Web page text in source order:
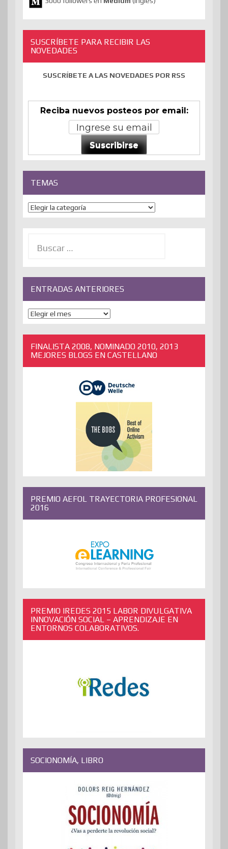
SUSCRÍBETE PARA RECIBIR LAS
NOVEDADES
SUSCRÍBETE A LAS NOVEDADES POR RSS
Reciba nuevos posteos por email:
Suscribirse
TEMAS
Temas
ENTRADAS ANTERIORES
ENTRADAS
ANTERIORES
FINALISTA 2008, NOMINADO 2010, 2013
MEJORES BLOGS EN CASTELLANO
PREMIO AEFOL TRAYECTORIA PROFESIONAL
2016
PREMIO IREDES 2015 LABOR DIVULGATIVA
INNOVACIÓN SOCIAL – APRENDIZAJE EN
ENTORNOS COLABORATIVOS.
SOCIONOMÍA, LIBRO